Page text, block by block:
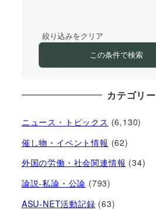
絞り込みをクリア
この条件で検索
カテゴリー
ニュース・トピックス (6,130)
催し物・イベント情報 (62)
外国の労働・社会関連情報 (34)
論説-私論・公論 (793)
ASU-NET活動記録 (63)